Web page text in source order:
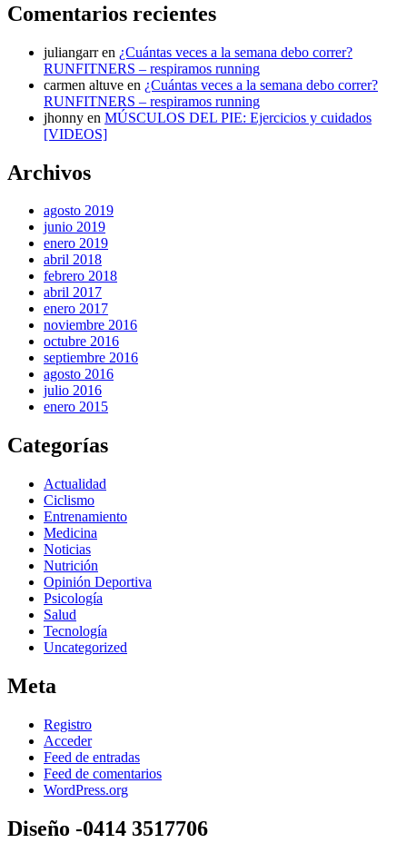
Comentarios recientes
juliangarren ¿Cuántas veces a la semana debo correr?
RUNFITNERS – respiramos running
carmen altuve en ¿Cuántas veces a la semana debo correr?
RUNFITNERS – respiramos running
jhonny en MÚSCULOS DEL PIE: Ejercicios y cuidados
[VIDEOS]
Archivos
agosto 2019
junio 2019
enero 2019
abril 2018
febrero 2018
abril 2017
enero 2017
noviembre 2016
octubre 2016
septiembre 2016
agosto 2016
julio 2016
enero 2015
Categorías
Actualidad
Ciclismo
Entrenamiento
Medicina
Noticias
Nutrición
Opinión Deportiva
Psicología
Salud
Tecnología
Uncategorized
Meta
Registro
Acceder
Feed de entradas
Feed de comentarios
WordPress.org
Diseño -0414 3517706